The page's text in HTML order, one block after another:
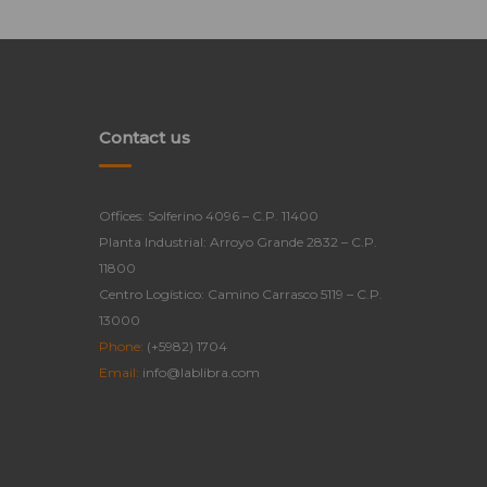
Contact us
Offices: Solferino 4096 – C.P. 11400
Planta Industrial: Arroyo Grande 2832 – C.P.
11800
Centro Logístico: Camino Carrasco 5119 – C.P.
13000
Phone: (+5982) 1704
Email: info@lablibra.com